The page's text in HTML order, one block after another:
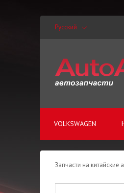
Русский
VOLKSWAGEN
Запчасти на китайские